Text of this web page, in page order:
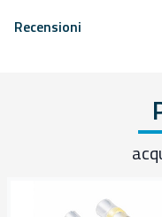
Recensioni